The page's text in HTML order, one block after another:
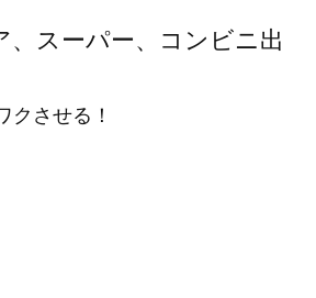
、スーパー、コンビニ出
クさせる！